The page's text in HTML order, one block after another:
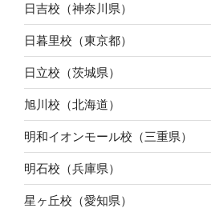
日吉校（神奈川県）
日暮里校（東京都）
日立校（茨城県）
旭川校（北海道）
明和イオンモール校（三重県）
明石校（兵庫県）
星ヶ丘校（愛知県）